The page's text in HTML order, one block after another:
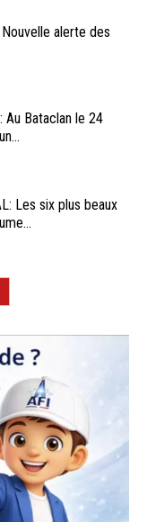
alerte des
Au Bataclan le 24
Les six plus beaux